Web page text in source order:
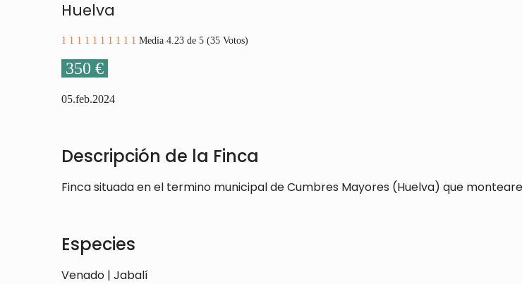
Huelva
1 1 1 1 1 1 1 1 1 1 Media 4.23 de 5 (35 Votos)
350 €
05.feb.2024
Descripción de la Finca
Finca situada en el termino municipal de Cumbres Mayores (Huelva) que
Especies
Venado | Jabalí